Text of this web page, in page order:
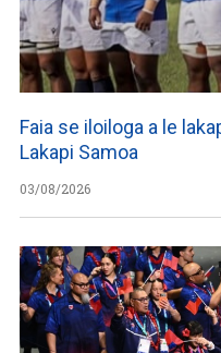
Faia se iloiloga a le
Lakapi Samoa
03/08/2026